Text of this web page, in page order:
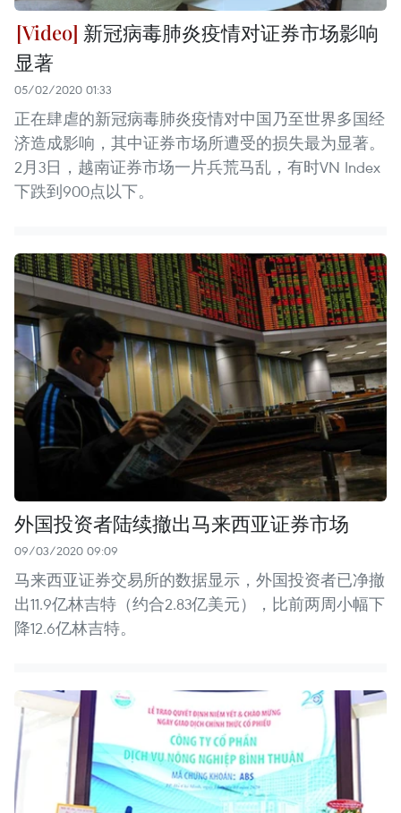
新冠病毒肺炎疫情对证券市场影响
显著
05/02/2020 01:33
正在肆虐的新冠病毒肺炎疫情对中国乃至世界多国经
济造成影响，其中证券市场所遭受的损失最为显著。
2月3日，越南证券市场一片兵荒马乱，有时VN Index
下跌到900点以下。
外国投资者陆续撤出马来西亚证券市场
09/03/2020 09:09
马来西亚证券交易所的数据显示，外国投资者已净撤
出11.9亿林吉特（约合2.83亿美元），比前两周小幅下
降12.6亿林吉特。